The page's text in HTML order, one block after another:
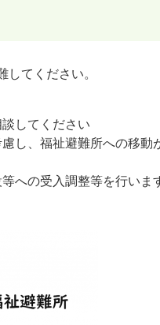
てください。
してください
し、福祉避難所への移動
への受入調整等を行いま